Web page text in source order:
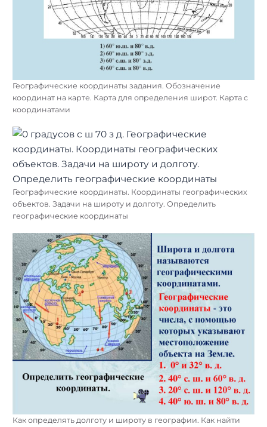
Географические координаты задания. Обозначение
координат на карте. Карта для определения широт. Карта с
координатами
Географические координаты. Координаты географических
объектов. Задачи на широту и долготу. Определить
географические координаты
Как определять долготу и широту в географии. Как найти